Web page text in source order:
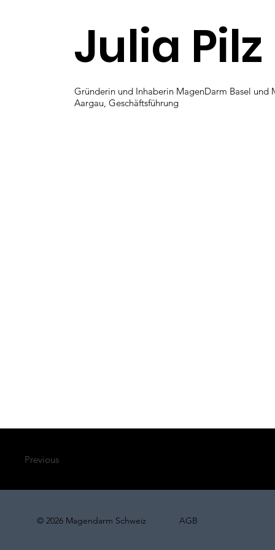
Previous
Julia Pilz
Gründerin und Inhaberin MagenDarm Basel und
Aargau, Geschäftsführung
© 2026 Magendarm Schweiz AGB